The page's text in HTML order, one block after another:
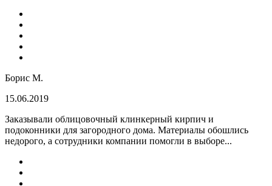
Борис М.
15.06.2019
Заказывали облицовочный клинкерный кирпич и
подоконники для загородного дома. Материалы обошлись
недорого, а сотрудники компании помогли в выборе...